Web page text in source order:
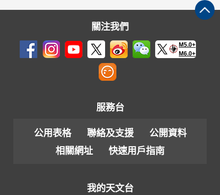
關注我們
M5.0+
M6.0+
服務台
公用表格 聯絡及支援
公開資料
相關網址
快速用戶指南
我的天文台